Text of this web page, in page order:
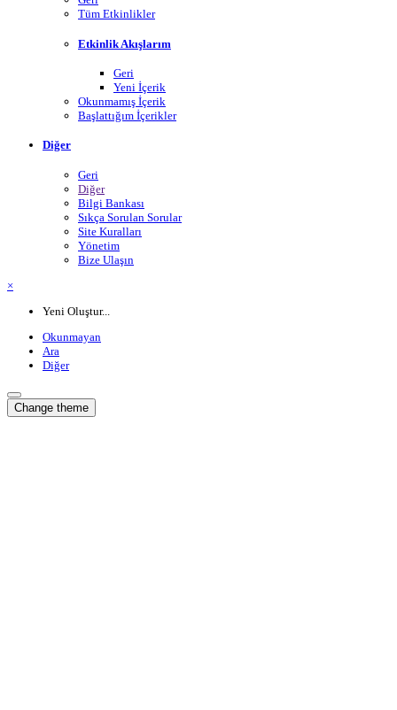
Tüm Etkinlikler
Etkinlik Akışlarım
Geri
Yeni İçerik
Okunmamış İçerik
Başlattığım İçerikler
Diğer
Geri
Diğer
Bilgi Bankası
Sıkça Sorulan Sorular
Site Kuralları
Yönetim
Bize Ulaşın
×
Yeni Oluştur...
Okunmayan
Ara
Diğer
Change theme